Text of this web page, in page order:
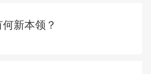
何新本领？